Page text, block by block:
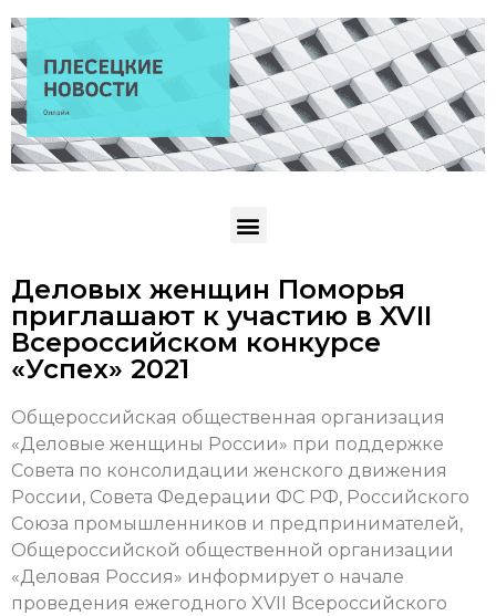
Деловых женщин Поморья
приглашают к участию в XVII
Всероссийском конкурсе
«Успех» 2021
Общероссийская общественная организация
«Деловые женщины России» при поддержке
Совета по консолидации женского движения
России, Совета Федерации ФС РФ, Российского
Союза промышленников и предпринимателей,
Общероссийской общественной организации
«Деловая Россия» информирует о начале
проведения ежегодного XVII Всероссийского